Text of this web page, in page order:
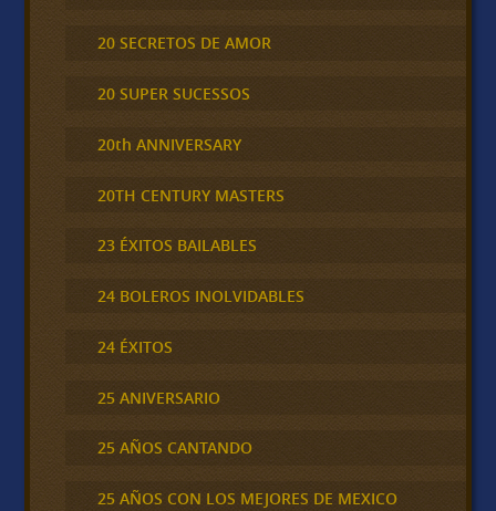
20 SECRETOS DE AMOR
20 SUPER SUCESSOS
20th ANNIVERSARY
20TH CENTURY MASTERS
23 ÉXITOS BAILABLES
24 BOLEROS INOLVIDABLES
24 ÉXITOS
25 ANIVERSARIO
25 AÑOS CANTANDO
25 AÑOS CON LOS MEJORES DE MEXICO